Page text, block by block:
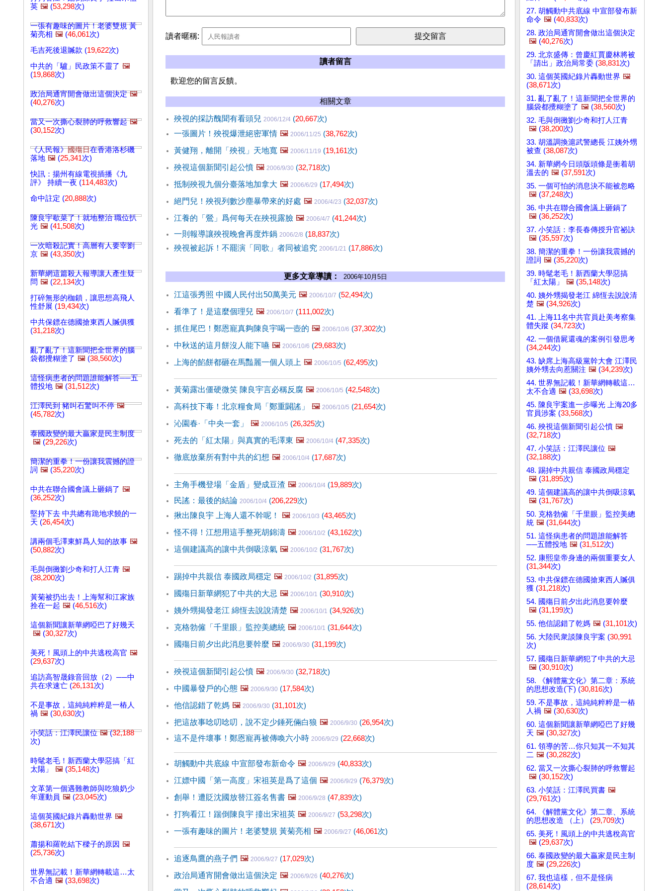
英 🖼️ (53,298次)
一張有趣味的圖片！老婆雙規 黃
菊亮相 🖼️ (46,061次)
毛吉死後退贓款 (19,622次)
中共的「驢」民政策不靈了 🖼️
(19,868次)
政治局通宵開會做出這個決定 🖼️
(40,276次)
當又一次撕心裂肺的呼救響起 🖼️
(30,152次)
《人民報》國殤日在香港洛杉磯
落地 🖼️ (25,341次)
快訊：揚州有線電視插播《九
評》 持續一夜 (114,483次)
命中註定 (20,888次)
陳良宇歇菜了！就地整治 職位扒
光 🖼️ (41,508次)
一次暗殺記實！高層有人要宰劉
京 🖼️ (43,350次)
新華網這篇殺人報導讓人產生疑
問 🖼️ (22,134次)
打碎無形的枷鎖，讓思想高飛人
性舒展 (19,434次)
中共保鏢在德國搶東西人贓俱獲
(31,218次)
亂了亂了！這新聞把全世界的腦
袋都攪糊塗了 🖼️ (38,560次)
這怪病患者的問題誰能解答──五
體投地 🖼️ (31,512次)
江澤民到 豬叫石驚叫不停 🖼️
(45,782次)
泰國政變的最大贏家是民主制度
🖼️ (29,226次)
簡潔的重拳！一份讓我震撼的證
詞 🖼️ (35,220次)
中共在聯合國會議上砸鍋了 🖼️
(36,252次)
堅持下去 中共總有跪地求饒的一
天 (26,454次)
講兩個毛澤東鮮爲人知的故事 🖼️
(50,882次)
毛與倒黴劉少奇和打人江青 🖼️
(38,200次)
黃菊被扔出去！上海幫和江家族
拴在一起 🖼️ (46,516次)
這個新聞讓新華網啞巴了好幾天
🖼️ (30,327次)
美死！風頭上的中共逃稅高官 🖼️
(29,637次)
追訪高智晟錄音回放（2）──中
共在求速亡 (26,131次)
不是事故，這純純粹粹是一樁人
禍 🖼️ (30,630次)
小笑話：江澤民讓位 🖼️(32,188
次)
時髦老毛！新西蘭大學惡搞「紅
太陽」
🖼️ (35,148次)
文革第一個遇難教師與吃狼奶少
年運動員 🖼️ (23,045次)
這個英國紀錄片轟動世界 🖼️
(38,671次)
蕭揚和羅乾結下樑子的原因 🖼️
(25,736次)
世界無記載！新華網轉載這…太
不合適 🖼️ (33,698次)
讀者暱稱:
讀者留言
歡迎您的留言反饋。
相關文章
殃視的採訪醜聞有看頭兒 2006/12/4 (20,667次)
一張圖片！殃視爆泄絕密軍情 🖼️ 2006/11/25 (38,762次)
黃健翔，離開「殃視」天地寬 🖼️ 2006/11/19 (19,161次)
殃視這個新聞引起公憤 🖼️ 2006/9/30 (32,718次)
抵制殃視九個分臺落地加拿大 🖼️ 2006/6/29 (17,494次)
絕門兒！殃視列數沙塵暴帶來的好處 🖼️ 2006/4/23 (32,037次)
江養的「鶯」爲何每天在殃視露臉 🖼️ 2006/4/7 (41,244次)
一則報導讓殃視晚會再度炸鍋 2006/2/8 (18,837次)
殃視被起訴！不罷演「同歌」者同被追究 2006/1/21 (17,886次)
更多文章導讀： 2006年10月5日
江這張秀照 中國人民付出50萬美元 🖼️ 2006/10/7 (52,494次)
看準了！是這麼個理兒 🖼️ 2006/10/7 (111,002次)
抓住尾巴！鄭恩寵真夠陳良宇喝一壺的 🖼️ 2006/10/6 (37,302次)
中秋送的這月餅沒人能下嚥 🖼️ 2006/10/6 (29,683次)
上海的餡餅都砸在馬豔麗一個人頭上 🖼️ 2006/10/5 (62,495次)
黃菊露出僵硬微笑 陳良宇言必稱反腐 🖼️ 2006/10/5 (42,548次)
高科技下毒！北京糧食局「鄭重闢謠」
🖼️ 2006/10/5 (21,654次)
沁園春·「中央一套」
🖼️ 2006/10/5 (26,325次)
死去的「紅太陽」與真實的毛澤東 🖼️ 2006/10/4 (47,335次)
徹底放棄所有對中共的幻想 🖼️ 2006/10/4 (17,687次)
主角手機登場「金盾」變成豆渣 🖼️ 2006/10/4 (19,889次)
民謠：最後的結論 2006/10/4 (206,229次)
揪出陳良宇 上海人還不幹呢！
🖼️ 2006/10/3 (43,465次)
怪不得！江想用這手整死胡錦濤 🖼️ 2006/10/2 (43,162次)
這個建議高的讓中共倒吸涼氣 🖼️ 2006/10/2 (31,767次)
踢掉中共親信 泰國政局穩定 🖼️ 2006/10/2 (31,895次)
國殤日新華網犯了中共的大忌 🖼️ 2006/10/1 (30,910次)
姨外甥揭發老江 綿恆去說說清楚 🖼️ 2006/10/1 (34,926次)
克格勃僱「千里眼」監控美總統 🖼️ 2006/10/1 (31,644次)
國殤日前夕出此消息要幹麼 🖼️ 2006/9/30 (31,199次)
殃視這個新聞引起公憤 🖼️ 2006/9/30 (32,718次)
中國暴發戶的心態 🖼️ 2006/9/30 (17,584次)
他信認錯了乾媽 🖼️ 2006/9/30 (31,101次)
把這故事唸叨唸叨，說不定少錘死倆白狼 🖼️ 2006/9/30 (26,954次)
這不是件壞事！鄭恩寵再被傳喚六小時 2006/9/29 (22,668次)
胡觸動中共底線 中宣部發布新命令 🖼️ 2006/9/29 (40,833次)
江嫖中國「第一高度」宋祖英是爲了這個 🖼️ 2006/9/29 (76,379次)
創舉！遭貶沈國放替江簽名售書 🖼️ 2006/9/28 (47,839次)
打狗看江！踹倒陳良宇 擡出宋祖英 🖼️ 2006/9/27 (53,298次)
一張有趣味的圖片！老婆雙規 黃菊亮相 🖼️ 2006/9/27 (46,061次)
追逐鳥鷹的燕子們 🖼️ 2006/9/27 (17,029次)
政治局通宵開會做出這個決定 🖼️ 2006/9/26 (40,276次)
27. 胡觸動中共底線 中宣部發布新
命令 🖼️ (40,833次)
28. 政治局通宵開會做出這個決定
🖼️ (40,276次)
29. 北京盛傳：曾慶紅賈慶林將被
「請出」政治局常委 (38,831次)
30. 這個英國紀錄片轟動世界 🖼️
(38,671次)
31. 亂了亂了！這新聞把全世界的
腦袋都攪糊塗了 🖼️ (38,560次)
32. 毛與倒黴劉少奇和打人江青
🖼️ (38,200次)
33. 胡溫調換滬武警總長 江姨外甥
被查 (38,087次)
34. 新華網今日頭版頭條是衝着胡
溫去的 🖼️ (37,591次)
35. 一個可怕的消息決不能被忽略
🖼️ (37,248次)
36. 中共在聯合國會議上砸鍋了
🖼️ (36,252次)
37. 小笑話：李長春傳授升官祕訣
🖼️ (35,597次)
38. 簡潔的重拳！一份讓我震撼的
證詞 🖼️ (35,220次)
39. 時髦老毛！新西蘭大學惡搞
「紅太陽」
🖼️ (35,148次)
40. 姨外甥揭發老江 綿恆去說說清
楚 🖼️ (34,926次)
41. 上海11名中共官員赴美考察集
體失蹤 (34,723次)
42. 一個借屍還魂的案例引發思考
(34,244次)
43. 缺席上海高級黨幹大會 江澤民
姨外甥去向惹關注 🖼️ (34,239次)
44. 世界無記載！新華網轉載這…
太不合適 🖼️ (33,698次)
45. 陳良宇案進一步曝光 上海20多
官員涉案 (33,568次)
46. 殃視這個新聞引起公憤 🖼️
(32,718次)
47. 小笑話：江澤民讓位 🖼️
(32,188次)
48. 踢掉中共親信 泰國政局穩定
🖼️ (31,895次)
49. 這個建議高的讓中共倒吸涼氣
🖼️ (31,767次)
50. 克格勃僱「千里眼」監控美總
統 🖼️ (31,644次)
51. 這怪病患者的問題誰能解答
──五體投地 🖼️ (31,512次)
52. 康熙皇帝身邊的兩個重要女人
(31,344次)
53. 中共保鏢在德國搶東西人贓俱
獲 (31,218次)
54. 國殤日前夕出此消息要幹麼
🖼️ (31,199次)
55. 他信認錯了乾媽 🖼️ (31,101次)
56. 大陸民衆談陳良宇案 (30,991
次)
57. 國殤日新華網犯了中共的大忌
🖼️ (30,910次)
58. 《解體黨文化》第二章：系統
的思想改造(下) (30,816次)
59. 不是事故，這純純粹粹是一樁
人禍 🖼️ (30,630次)
60. 這個新聞讓新華網啞巴了好幾
天 🖼️ (30,327次)
61. 領導的苦…你只知其一不知其
二 🖼️ (30,282次)
62. 當又一次撕心裂肺的呼救響起
🖼️ (30,152次)
63. 小笑話：江澤民買書 🖼️
(29,761次)
64. 《解體黨文化》第二章、系統
的思想改造 （上） (29,709次)
65. 美死！風頭上的中共逃稅高官
🖼️ (29,637次)
66. 泰國政變的最大贏家是民主制
度 🖼️ (29,226次)
67. 我也這樣，但不是怪病
(28,614次)